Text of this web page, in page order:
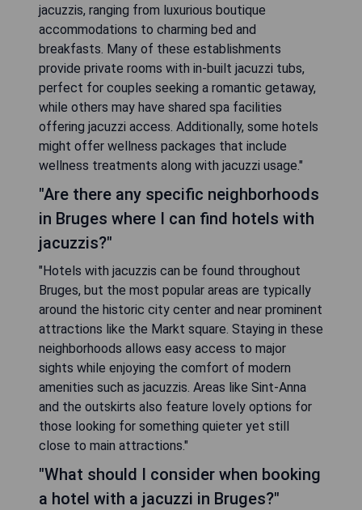
jacuzzis, ranging from luxurious boutique
accommodations to charming bed and
breakfasts. Many of these establishments
provide private rooms with in-built jacuzzi tubs,
perfect for couples seeking a romantic getaway,
while others may have shared spa facilities
offering jacuzzi access. Additionally, some hotels
might offer wellness packages that include
wellness treatments along with jacuzzi usage."
"Are there any specific neighborhoods
in Bruges where I can find hotels with
jacuzzis?"
"Hotels with jacuzzis can be found throughout
Bruges, but the most popular areas are typically
around the historic city center and near prominent
attractions like the Markt square. Staying in these
neighborhoods allows easy access to major
sights while enjoying the comfort of modern
amenities such as jacuzzis. Areas like Sint-Anna
and the outskirts also feature lovely options for
those looking for something quieter yet still
close to main attractions."
"What should I consider when booking
a hotel with a jacuzzi in Bruges?"